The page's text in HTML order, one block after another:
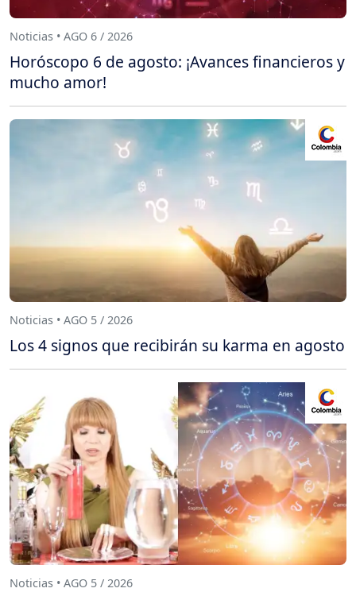
Noticias • AGO 6 / 2026
Horóscopo 6 de agosto: ¡Avances financieros y
mucho amor!
Noticias • AGO 5 / 2026
Los 4 signos que recibirán su karma en agosto
Noticias • AGO 5 / 2026